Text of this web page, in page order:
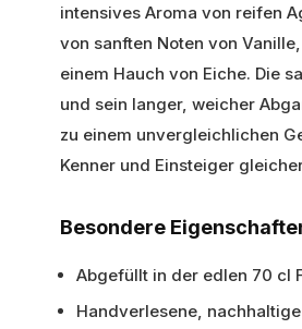
intensives Aroma von reifen
von sanften Noten von
einem Hauch von Eiche. Die
und sein langer, weicher
zu einem unvergleichlichen
Kenner und Einsteiger
Besondere
Abgefüllt in der edlen 70 cl
Handverlesene,